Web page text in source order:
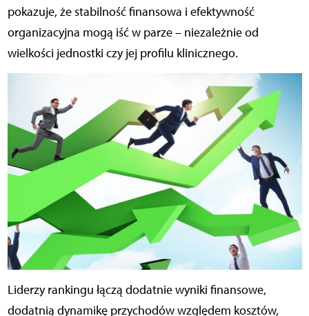
pokazuje, że stabilność finansowa i efektywność
organizacyjna mogą iść w parze – niezależnie od
wielkości jednostki czy jej profilu klinicznego.
Liderzy rankingu łączą dodatnie wyniki finansowe,
dodatnią dynamikę przychodów względem kosztów,